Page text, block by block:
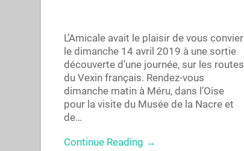
L’Amicale avait le plaisir de vous convier
le dimanche 14 avril 2019 à une sortie
découverte d’une journée, sur les routes
du Vexin français. Rendez-vous
dimanche matin à Méru, dans l’Oise
pour la visite du Musée de la Nacre et
de…
Continue Reading →